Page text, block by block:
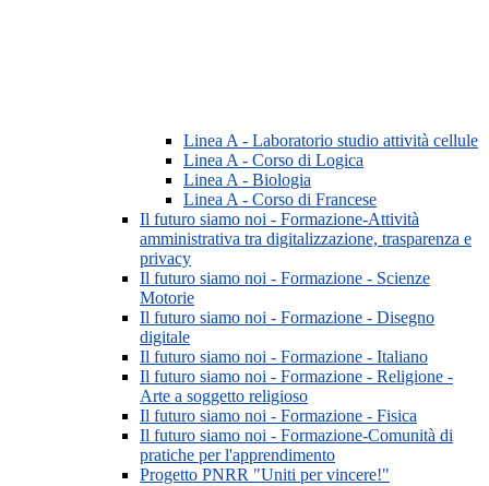
Linea A - Laboratorio studio attività cellule
Linea A - Corso di Logica
Linea A - Biologia
Linea A - Corso di Francese
Il futuro siamo noi - Formazione-Attività
amministrativa tra digitalizzazione, trasparenza e
privacy
Il futuro siamo noi - Formazione - Scienze
Motorie
Il futuro siamo noi - Formazione - Disegno
digitale
Il futuro siamo noi - Formazione - Italiano
Il futuro siamo noi - Formazione - Religione -
Arte a soggetto religioso
Il futuro siamo noi - Formazione - Fisica
Il futuro siamo noi - Formazione-Comunità di
pratiche per l'apprendimento
Progetto PNRR "Uniti per vincere!"